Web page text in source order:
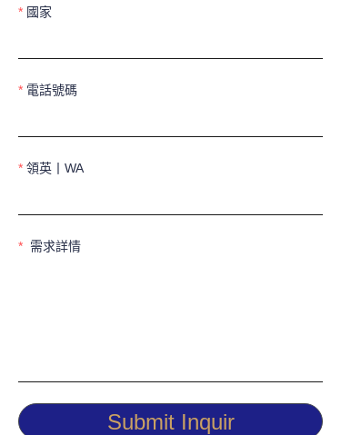
國家
電話號碼
領英丨WA
需求詳情
Submit Inquir